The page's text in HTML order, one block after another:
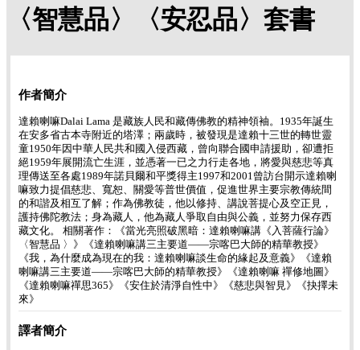
〈智慧品〉〈安忍品〉套書
作者簡介
達賴喇嘛Dalai Lama 是藏族人民和藏傳佛教的精神領袖。1935年誕生
在安多省古本寺附近的塔澤；兩歲時，被發現是達賴十三世的轉世靈
童1950年因中華人民共和國入侵西藏，曾向聯合國申請援助，卻遭拒
絕1959年展開流亡生涯，並憑著一已之力行走各地，將愛與慈悲等真
理傳送至各處1989年諾貝爾和平獎得主1997和2001曾訪台開示達賴喇
嘛致力提倡慈悲、寬恕、關愛等普世價值，促進世界主要宗教傳統間
的和諧及相互了解；作為佛教徒，他以修持、講說菩提心及空正見，
護持佛陀教法；身為藏人，他為藏人爭取自由與公義，並努力保存西
藏文化。 相關著作：《當光亮照破黑暗：達賴喇嘛講《入菩薩行論》
〈智慧品 〉》《達賴喇嘛講三主要道―—宗喀巴大師的精華教授》
《我，為什麼成為現在的我：達賴喇嘛談生命的緣起及意義》《達賴
喇嘛講三主要道―—宗喀巴大師的精華教授》《達賴喇嘛 禪修地圖》
《達賴喇嘛禪思365》《安住於清淨自性中》《慈悲與智見》《抉擇未
來》
譯者簡介